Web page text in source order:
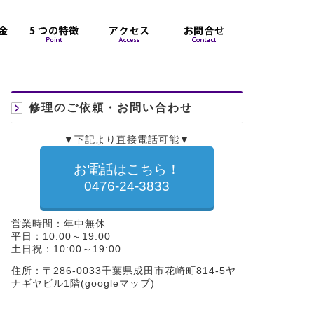
修理のご依頼・お問い合わせ
▼下記より直接電話可能▼
お電話はこちら！
0476-24-3833
営業時間：年中無休
平日：10:00～19:00
土日祝：10:00～19:00
住所：〒286-0033千葉県成田市花崎町814-5ヤ
ナギヤビル1階(googleマップ)